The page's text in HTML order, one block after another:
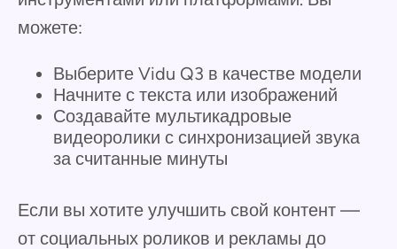
можете:
Выберите Vidu Q3 в качестве модели
Начните с текста или изображений
Создавайте мультикадровые
видеоролики с синхронизацией звука
за считанные минуты
Если вы хотите улучшить свой контент —
от социальных роликов и рекламы до